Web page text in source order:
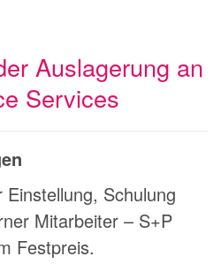
Auslagerung an
Services
Schulung
Mitarbeiter – S+P
Festpreis.